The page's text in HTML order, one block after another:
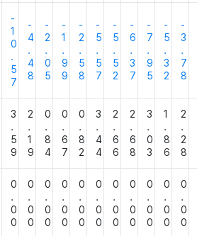
-
1
0
.
5
7
-
4
.
4
8
-
2
.
0
5
-
1
.
9
9
-
2
.
5
8
-
5
.
5
7
-
5
.
5
2
-
6
.
3
7
-
7
.
9
5
-
5
.
3
2
-
3
.
7
8
3
.
5
9
2
.
1
9
0
.
8
4
0
.
6
7
0
.
8
2
3
.
4
4
2
.
6
6
2
.
6
8
3
.
0
3
1
.
8
6
2
.
2
8
0
.
0
0
0
.
0
0
0
.
0
0
0
.
0
0
0
.
0
0
0
.
0
0
0
.
0
0
0
.
0
0
0
.
0
0
0
.
0
0
0
.
0
0